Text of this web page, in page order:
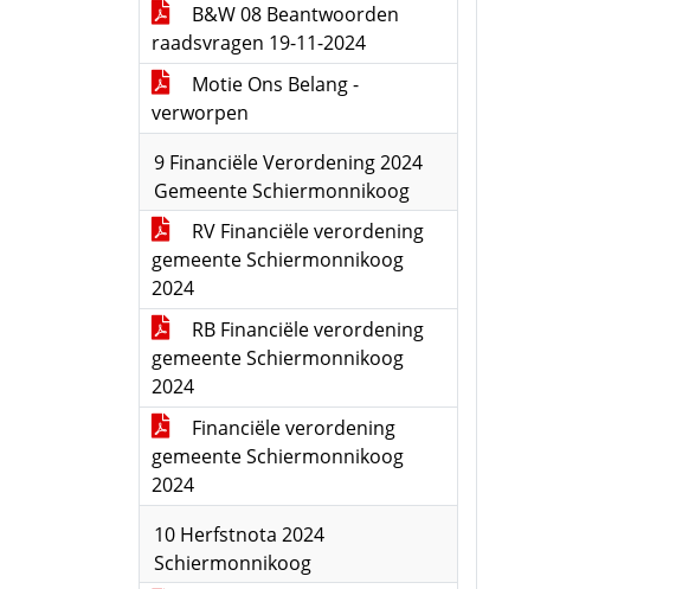
B&W 08 Beantwoorden
raadsvragen 19-11-2024
Motie Ons Belang -
verworpen
9 Financiële Verordening 2024
Gemeente Schiermonnikoog
RV Financiële verordening
gemeente Schiermonnikoog
2024
RB Financiële verordening
gemeente Schiermonnikoog
2024
Financiële verordening
gemeente Schiermonnikoog
2024
10 Herfstnota 2024
Schiermonnikoog